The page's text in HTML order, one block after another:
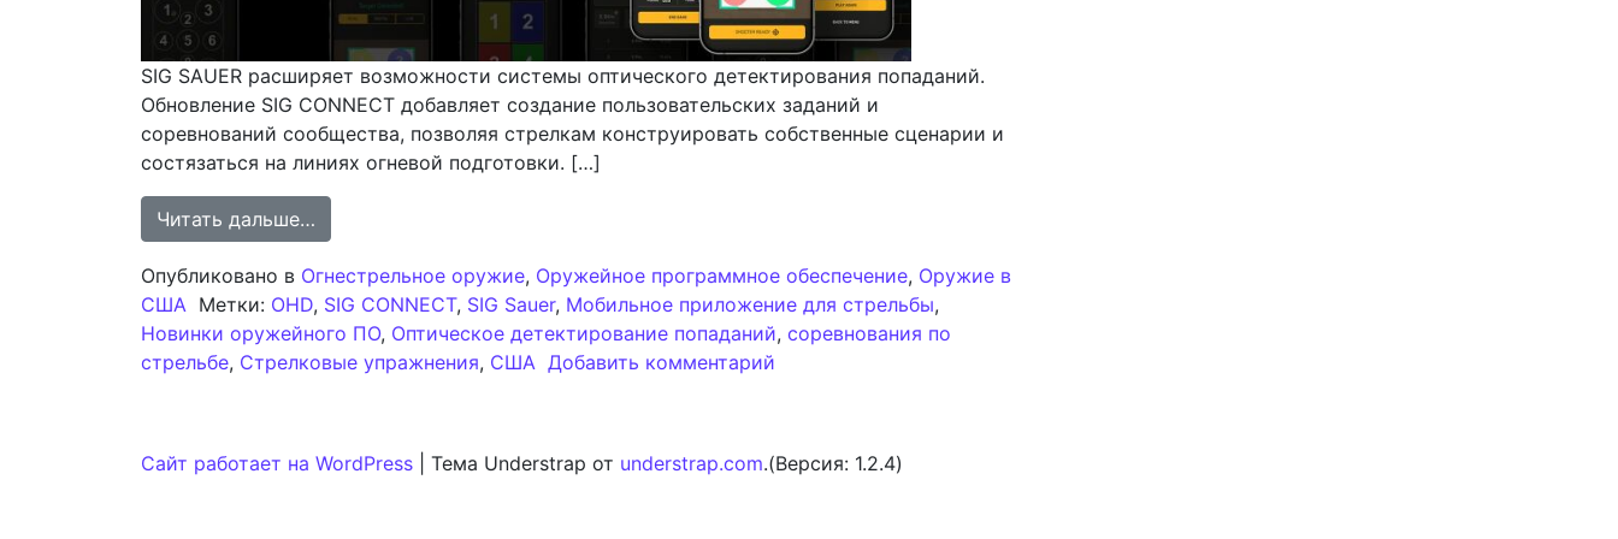
SIG SAUER расширяет возможности системы оптического детектирования попаданий.
Обновление SIG CONNECT добавляет создание пользовательских заданий и
соревнований сообщества, позволяя стрелкам конструировать собственные сценарии и
состязаться на линиях огневой подготовки. […]
Читать дальше…
Опубликовано в Огнестрельное оружие, Оружейное программное обеспечение, Оружие в
США Метки: OHD, SIG CONNECT, SIG Sauer, Мобильное приложение для стрельбы,
Новинки оружейного ПО, Оптическое детектирование попаданий, соревнования по
стрельбе, Стрелковые упражнения, США Добавить комментарий
Сайт работает на WordPress Тема Understrap от understrap.com.(Версия: 1.2.4)